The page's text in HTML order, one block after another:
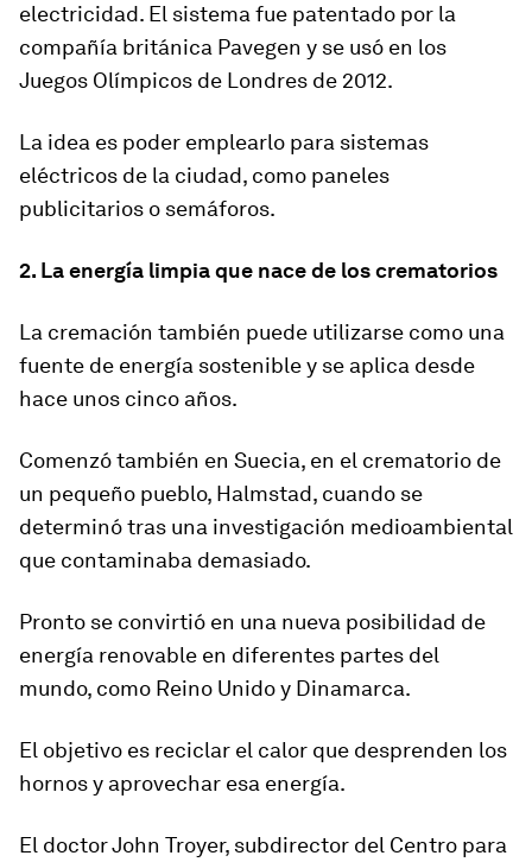
electricidad. El sistema fue patentado por la
compañía británica Pavegen y se usó en los
Juegos Olímpicos de Londres de 2012.
La idea es poder emplearlo para sistemas
eléctricos de la ciudad, como paneles
publicitarios o semáforos.
2. La energía limpia que nace de los crematorios
La cremación también puede utilizarse como una
fuente de energía sostenible y se aplica desde
hace unos cinco años.
Comenzó también en Suecia, en el crematorio de
un pequeño pueblo, Halmstad, cuando se
determinó tras una investigación medioambiental
que contaminaba demasiado.
Pronto se convirtió en una nueva posibilidad de
energía renovable en diferentes partes del
mundo, como Reino Unido y Dinamarca.
El objetivo es reciclar el calor que desprenden los
hornos y aprovechar esa energía.
El doctor John Troyer, subdirector del Centro para